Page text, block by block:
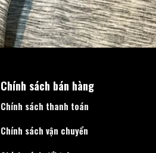
Chính sách bán hàng
Chính sách thanh toán
Chính sách vận chuyển